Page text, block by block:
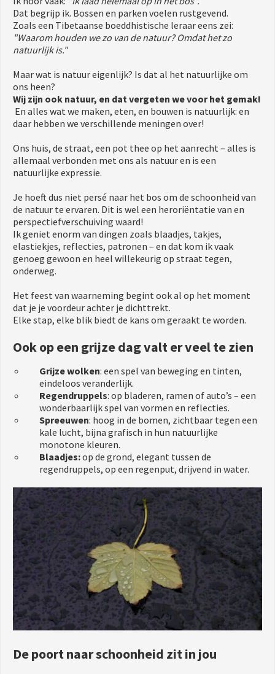
Dat begrijp ik. Bossen en parken voelen rustgevend.
Zoals een Tibetaanse boeddhistische leraar eens zei:
"Waarom houden we zo van de natuur? Omdat het zo
natuurlijk is."
Maar wat is natuur eigenlijk? Is dat al het natuurlijke om
ons heen?
Wij zijn ook natuur, en dat vergeten we voor het gemak!
En alles wat we maken, eten, en bouwen is natuurlijk: en
daar hebben we verschillende meningen over!
Ons huis, de straat, een pot thee op het aanrecht – alles is
allemaal verbonden met ons als natuur en is een
natuurlijke expressie.
Je hoeft dus niet persé naar het bos om de schoonheid van
de natuur te ervaren. Dit is wel een heroriëntatie van en
perspectiefverschuiving waard!
Ik geniet enorm van dingen zoals blaadjes, takjes,
elastiekjes, reflecties, patronen – en dat kom ik vaak
genoeg gewoon en heel willekeurig op straat tegen,
onderweg.
Het feest van waarneming begint ook al op het moment
dat je je voordeur achter je dichttrekt.
Elke stap, elke blik biedt de kans om geraakt te worden.
Ook op een grijze dag valt er veel te zien
Grijze wolken: een spel van beweging en tinten,
eindeloos veranderlijk.
Regendruppels: op bladeren, ramen of auto’s – een
wonderbaarlijk spel van vormen en reflecties.
Spreeuwen: hoog in de bomen, zichtbaar tegen een
kale lucht, bijna grafisch in hun natuurlijke
monotone kleuren.
Blaadjes:op de grond, elegant tussen de
regendruppels, op een regenput, drijvend in water.
De poort naar schoonheid zit in jou